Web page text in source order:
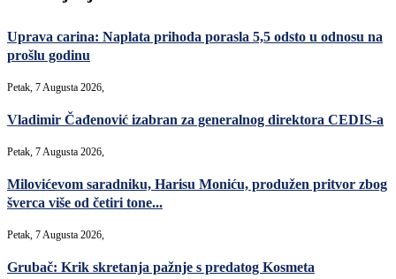
Uprava carina: Naplata prihoda porasla 5,5 odsto u odnosu na
prošlu godinu
Petak, 7 Augusta 2026,
Vladimir Čađenović izabran za generalnog direktora CEDIS-a
Petak, 7 Augusta 2026,
Milovićevom saradniku, Harisu Moniću, produžen pritvor zbog
šverca više od četiri tone...
Petak, 7 Augusta 2026,
Grubač: Krik skretanja pažnje s predatog Kosmeta